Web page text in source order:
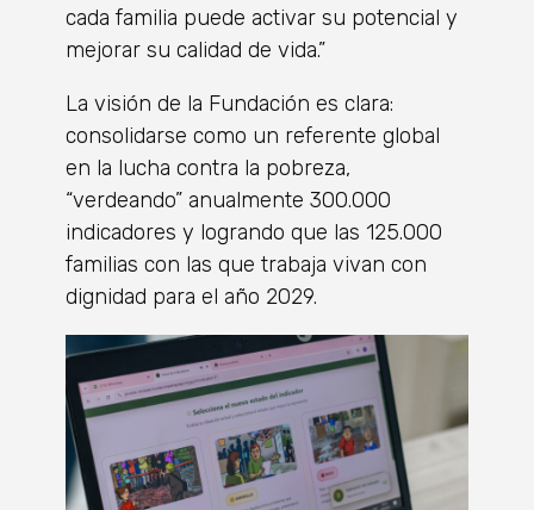
cada familia puede activar su potencial y
mejorar su calidad de vida.”
La visión de la Fundación es clara:
consolidarse como un referente global
en la lucha contra la pobreza,
“verdeando” anualmente 300.000
indicadores y logrando que las 125.000
familias con las que trabaja vivan con
dignidad para el año 2029.